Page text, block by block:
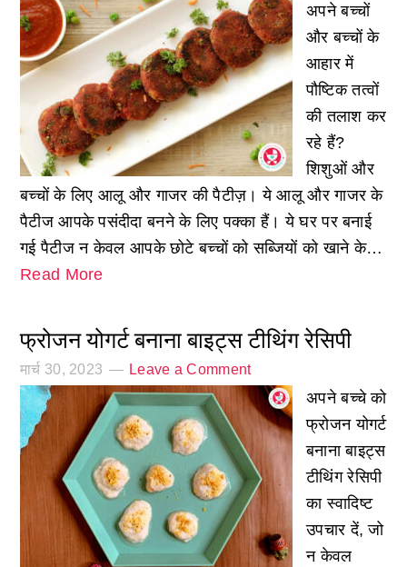
अपने बच्चों
और बच्चों के
आहार में
पौष्टिक तत्वों
की तलाश कर
रहे हैं?
शिशुओं और
बच्चों के लिए आलू और गाजर की पैटीज़। ये आलू और गाजर के
पैटीज आपके पसंदीदा बनने के लिए पक्का हैं। ये घर पर बनाई
गई पैटीज न केवल आपके छोटे बच्चों को सब्जियों को खाने के…
Read More
फ्रोजन योगर्ट बनाना बाइट्स टीथिंग रेसिपी
मार्च 30, 2023 Leave a Comment
अपने बच्चे को
फ्रोजन योगर्ट
बनाना बाइट्स
टीथिंग रेसिपी
का स्वादिष्ट
उपचार दें, जो
न केवल